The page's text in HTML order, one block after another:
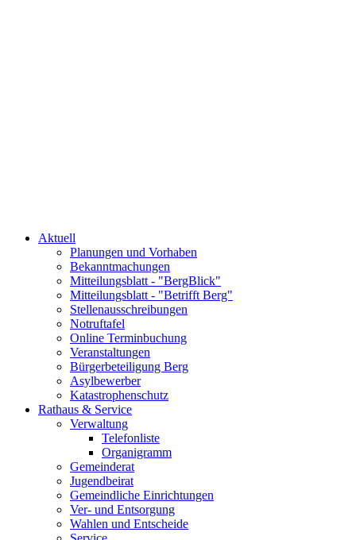
Aktuell
Planungen und Vorhaben
Bekanntmachungen
Mitteilungsblatt - "BergBlick"
Mitteilungsblatt - "Betrifft Berg"
Stellenausschreibungen
Notruftafel
Online Terminbuchung
Veranstaltungen
Bürgerbeteiligung Berg
Asylbewerber
Katastrophenschutz
Rathaus & Service
Verwaltung
Telefonliste
Organigramm
Gemeinderat
Jugendbeirat
Gemeindliche Einrichtungen
Ver- und Entsorgung
Wahlen und Entscheide